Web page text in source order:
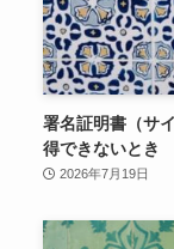
署名証明書（サ
得できないとき
2026年7月19日